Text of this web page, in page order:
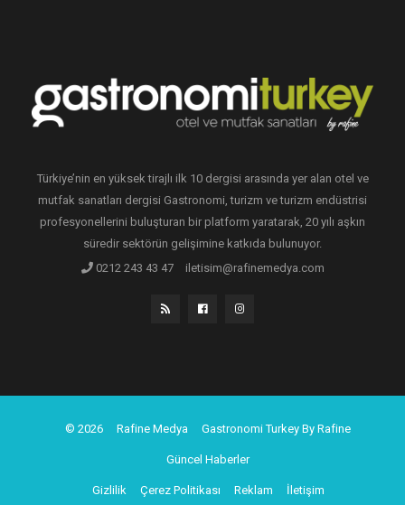
Türkiye’nin en yüksek tirajlı ilk 10 dergisi arasında yer alan otel ve
mutfak sanatları dergisi Gastronomi, turizm ve turizm endüstrisi
profesyonellerini buluşturan bir platform yaratarak, 20 yılı aşkın
süredir sektörün gelişimine katkıda bulunuyor.
0212 243 43 47
iletisim@rafinemedya.com
© 2026 Rafine Medya Gastronomi Turkey By Rafine
Güncel Haberler
Gizlilik Çerez Politikası Reklam İletişim